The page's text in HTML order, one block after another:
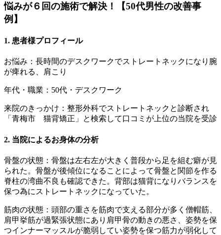
悩みが６回の施術で解決！【50代男性の改善事
例】
1. 患者様プロフィール
お悩み：長時間のデスクワークでストレートネックになり腕
が痺れる、肩こり
年代・職業：50代・デスクワーク
来院のきっかけ：整形外科でストレートネックと診断され
「青梅市 猫背矯正」と検索して口コミが上位の当院を受診
2. 当院によるお身体の分析
骨盤の状態：骨盤は左右左が大きく普段から足を組む癖が見
られた。骨盤が後傾位になることによって骨盤と関節を作る
脊柱の湾曲不良も確認できた。背部は猫背になりバランスを
保つ為にストレートネックになっていた。
筋肉の状態：頭部の重さを筋肉で支える部分が多く僧帽筋、
肩甲挙筋が過緊張状態にあり肩甲骨の動きの悪さ、姿勢を保
つインナーマッスルが脆弱してい姿勢を保つ筋力が弱化して